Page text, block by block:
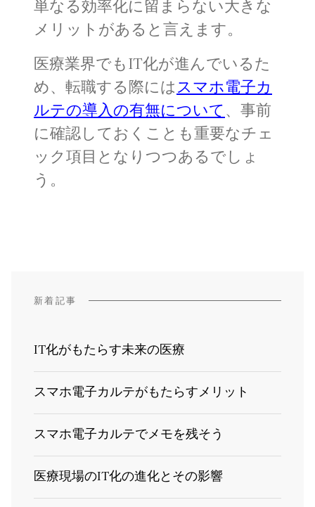
単なる効率化に留まらない大きな
メリットがあると言えます。
医療業界でもIT化が進んでいるた
め、転職する際にはスマホ電子カ
ルテの導入の有無について、事前
に確認しておくことも重要なチェ
ック項目となりつつあるでしょ
う。
新着記事
IT化がもたらす未来の医療
スマホ電子カルテがもたらすメリット
スマホ電子カルテでメモを残そう
医療現場のIT化の進化とその影響